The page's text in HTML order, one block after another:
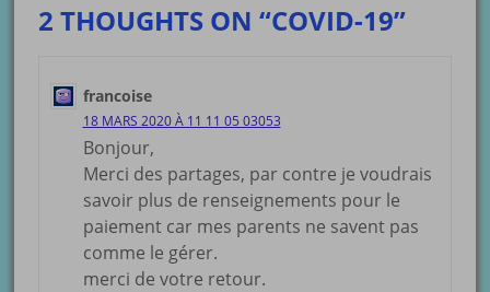
2 THOUGHTS ON “COVID-19”
francoise
18 MARS 2020 À 11 11 05 03053
Bonjour,
Merci des partages, par contre je voudrais
savoir plus de renseignements pour le
paiement car mes parents ne savent pas
comme le gérer.
merci de votre retour.